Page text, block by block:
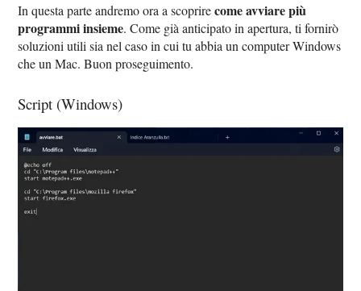
In questa parte andremo ora a scoprirecome avviare più
programmi insieme. Come già anticipato in apertura, ti fornirò
soluzioni utili sia nel caso in cui tu abbia un computer Windows
che un Mac. Buon proseguimento.
Script (Windows)